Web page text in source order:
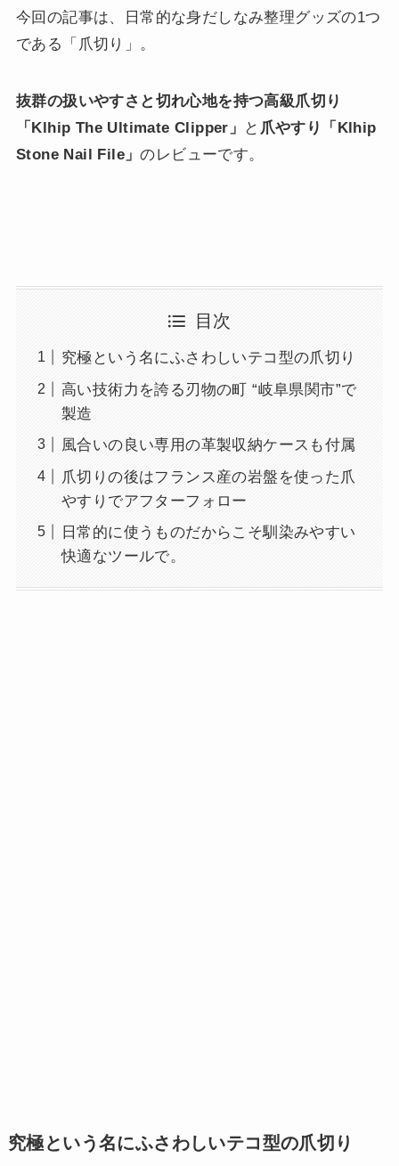
今回の記事は、日常的な身だしなみ整理グッズの1つ
である「爪切り」。
抜群の扱いやすさと切れ心地を持つ高級爪切り
「Klhip The Ultimate Clipper」
と 爪やすり「Klhip
Stone Nail File」のレビューです。
目次
究極という名にふさわしいテコ型の爪切り
高い技術力を誇る刃物の町 “岐阜県関市”で
製造
風合いの良い専用の革製収納ケースも付属
爪切りの後はフランス産の岩盤を使った爪
やすりでアフターフォロー
日常的に使うものだからこそ馴染みやすい
快適なツールで。
究極という名にふさわしいテコ型の爪切り